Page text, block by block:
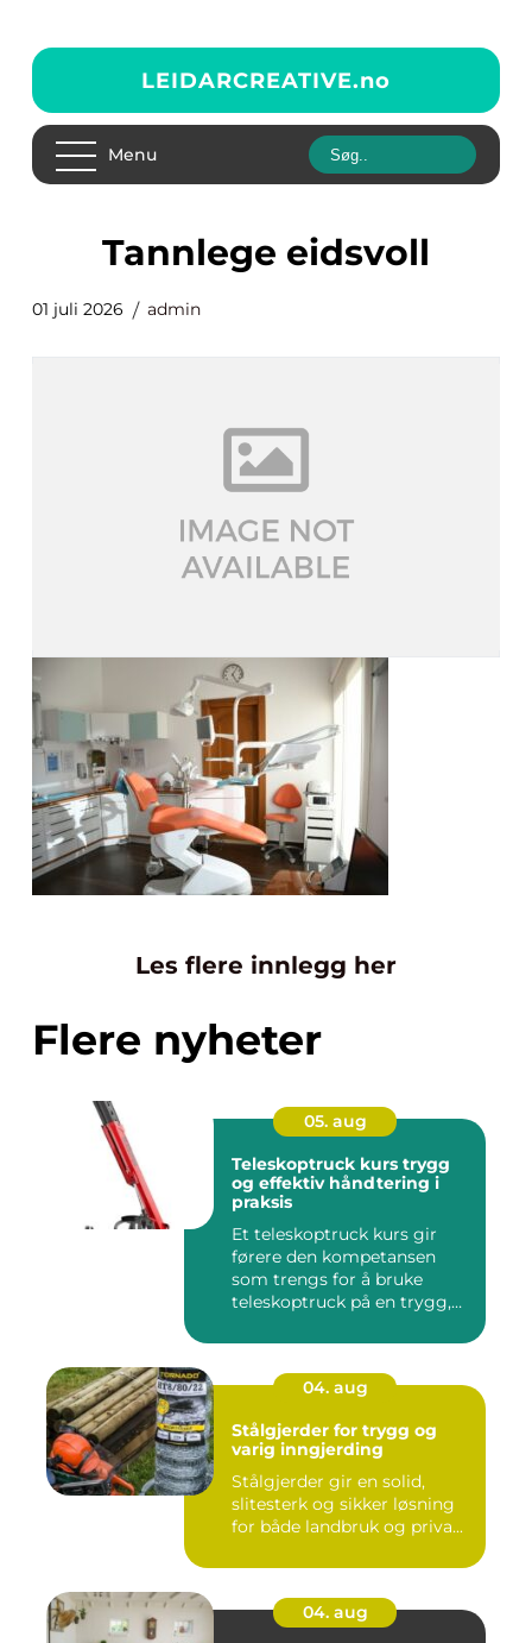
LEIDARCREATIVE.no
Menu
tannlege eidsvoll
01 juli 2026 admin
Les flere innlegg her
Flere nyheter
05. aug
Teleskoptruck kurs trygg
og effektiv håndtering i
praksis
Et teleskoptruck kurs gir
førere den kompetansen
som trengs for å bruke
teleskoptruck på en trygg,
04. aug
Stålgjerder for trygg og
varig inngjerding
Stålgjerder gir en solid,
slitesterk og sikker løsning
for både landbruk og priva...
04. aug